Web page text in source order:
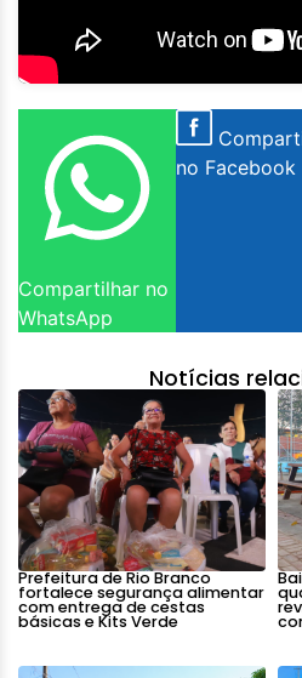
Compartilhar no
WhatsApp
no Facebook
Notícias
Prefeitura de Rio Branco
fortalece segurança alimentar
com entrega de cestas
básicas e Kits Verde